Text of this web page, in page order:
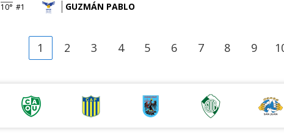
10° #1 GUZMÁN PABLO
1 2 3 4 5 6 7 8 9